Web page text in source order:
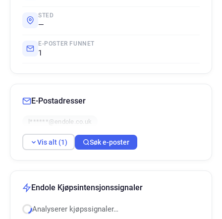
STED
—
E-POSTER FUNNET
1
E-Postadresser
l******@endole.co.uk
Vis alt (1) Søk e-poster
Endole Kjøpsintensjonssignaler
Analyserer kjøpssignaler…